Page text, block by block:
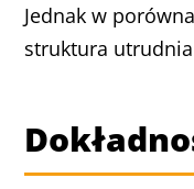
Jednak w
struktura